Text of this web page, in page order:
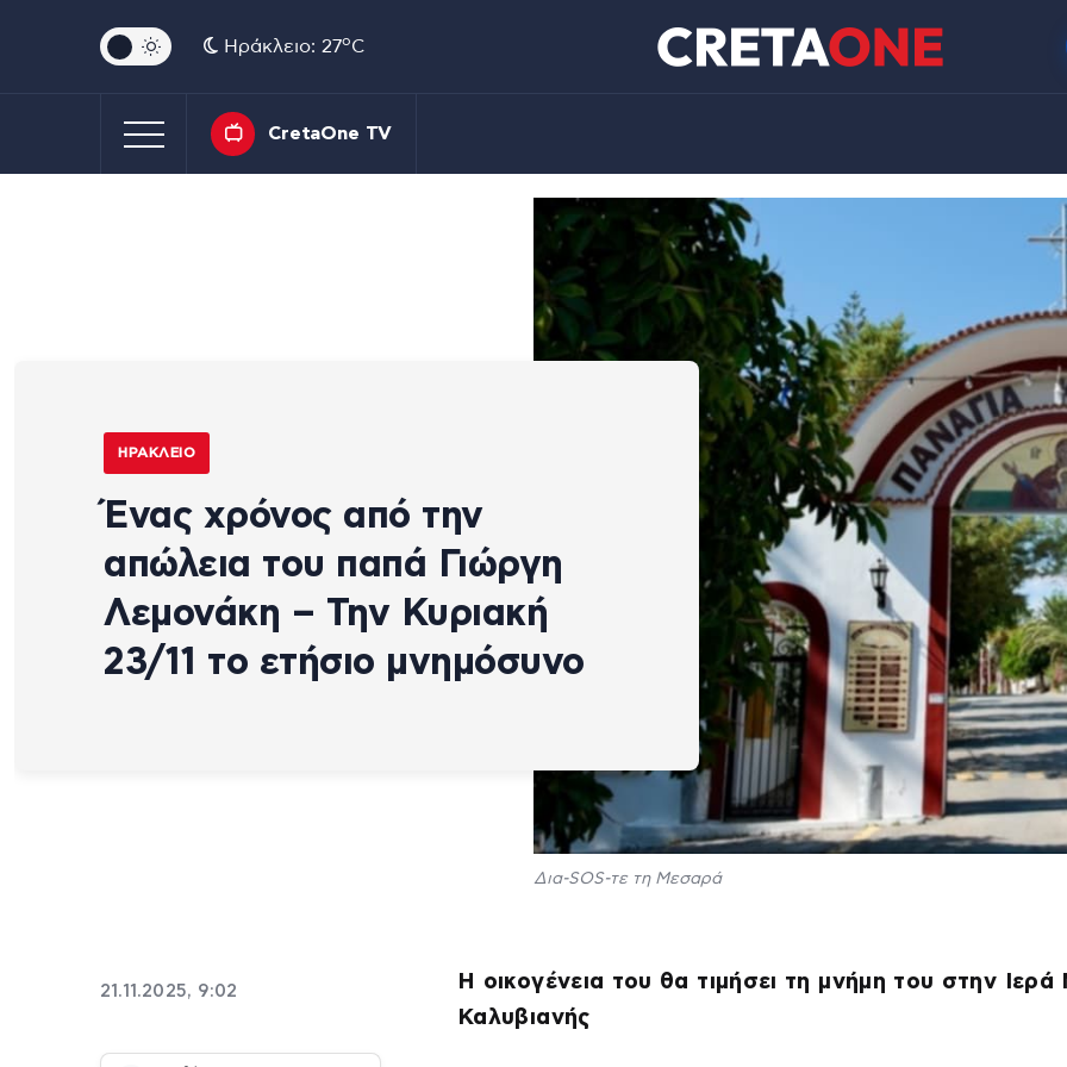
Ηράκλειο: 27oC
CretaOne TV
ΗΡΆΚΛΕΙΟ
Ένας χρόνος από την
απώλεια του παπά Γιώργη
Λεμονάκη – Την Κυριακή
23/11 το ετήσιο μνημόσυνο
Δια-SOS-τε τη Μεσαρά
21.11.2025, 9:02
Η οικογένεια του θα τιμήσει τη μνήμη του στην
Καλυβιανής